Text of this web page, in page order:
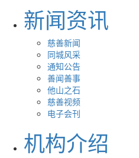
新闻资讯
慈善新闻
同城风采
通知公告
善闻善事
他山之石
慈善视频
电子会刊
机构介绍